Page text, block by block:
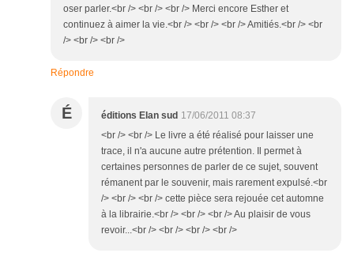
oser parler.<br /> <br /> <br /> Merci encore Esther et
continuez à aimer la vie.<br /> <br /> <br /> Amitiés.<br /> <br
/> <br /> <br />
Répondre
É éditions Elan sud 17/06/2011 08:37
<br /> <br /> Le livre a été réalisé pour laisser une
trace, il n'a aucune autre prétention. Il permet à
certaines personnes de parler de ce sujet, souvent
rémanent par le souvenir, mais rarement expulsé.<br
/> <br /> <br /> cette pièce sera rejouée cet automne
à la librairie.<br /> <br /> <br /> Au plaisir de vous
revoir...<br /> <br /> <br /> <br />